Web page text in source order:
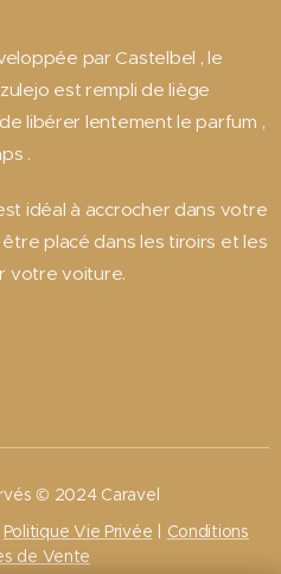
par Castelbel , le
est rempli de liège
libérer lentement le parfum ,
.
idéal à accrocher dans votre
placé dans les tiroirs et les
votre voiture.
© 2024 Caravel
Politique Vie Privée | Conditions
de Vente